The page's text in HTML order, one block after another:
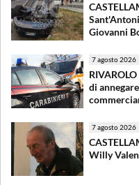
Giovanni
7 agosto 2026
di
7 agosto 2026
Willy